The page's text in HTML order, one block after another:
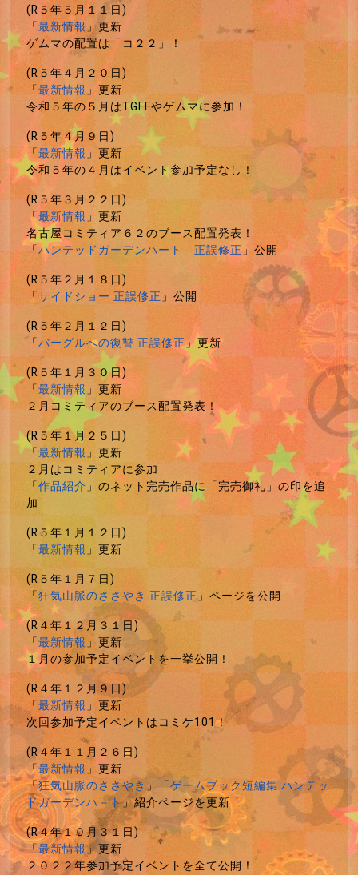
(R５年５月１１日)
「最新情報」更新
ゲムマの配置は「コ２２」！
(R５年４月２０日)
「最新情報」更新
令和５年の５月はTGFFやゲムマに参加！
(R５年４月９日)
「最新情報」更新
令和５年の４月はイベント参加予定なし！
(R５年３月２２日)
「最新情報」更新
名古屋コミティア６２のブース配置発表！
「ハンテッドガーデンハート 正誤修正」公開
(R５年２月１８日)
「サイドショー 正誤修正」公開
(R５年２月１２日)
「バーグルへの復讐 正誤修正」更新
(R５年１月３０日)
「最新情報」更新
２月コミティアのブース配置発表！
(R５年１月２５日)
「最新情報」更新
２月はコミティアに参加
「作品紹介」のネット完売作品に「完売御礼」の印を追
加
(R５年１月１２日)
「最新情報」更新
(R５年１月７日)
「狂気山脈のささやき 正誤修正」ページを公開
(R４年１２月３１日)
「最新情報」更新
１月の参加予定イベントを一挙公開！
(R４年１２月９日)
「最新情報」更新
次回参加予定イベントはコミケ101！
(R４年１１月２６日)
「最新情報」更新
「狂気山脈のささやき 」「ゲームブック短編集 ハンテッ
ドガーデンハ－ト」紹介ページを更新
(R４年１０月３１日)
「最新情報」更新
２０２２年参加予定イベントを全て公開！